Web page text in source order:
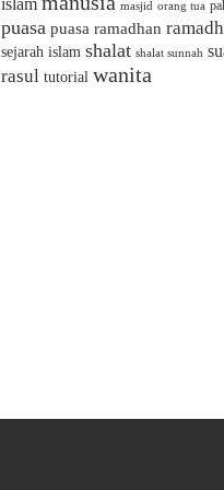
islam masjid orang tua
puasa puasa ramadhan
sejarah islam shalat shalat sunnah
rasul tutorial wanita